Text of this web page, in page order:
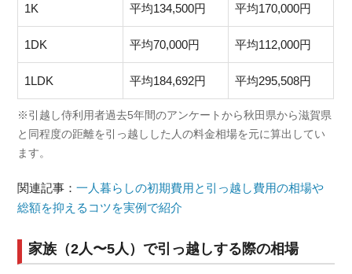
1K 平均134,500円 平均170,000円
1DK 平均70,000円 平均112,000円
1LDK 平均184,692円 平均295,508円
※引越し侍利用者過去5年間のアンケートから秋田県から滋賀県
と同程度の距離を引っ越しした人の料金相場を元に算出してい
ます。
関連記事：一人暮らしの初期費用と引っ越し費用の相場や
総額を抑えるコツを実例で紹介
家族（2人〜5人）で引っ越しする際の相場